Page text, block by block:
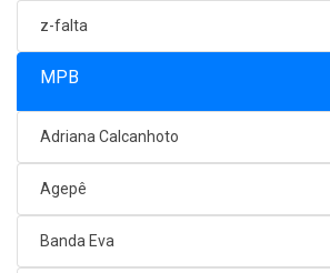
z-falta
MPB
Adriana Calcanhoto
Agepê
Banda Eva